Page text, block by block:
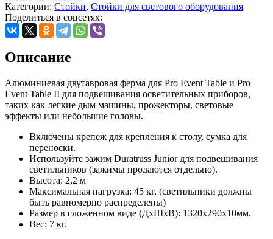
Категории: Стойки, Стойки для светового оборудования
Поделиться в соцсетях:
Описание
Алюминиевая двутавровая ферма для Pro Event Table и Pro
Event Table II для подвешивания осветительных приборов,
таких как легкие дым машины, прожекторы, световые
эффекты или небольшие головы.
Включены крепеж для крепления к столу, сумка для
переноски.
Используйте зажим Duratruss Junior для подвешивания
светильников (зажимы продаются отдельно).
Высота: 2,2 м
Максимальная нагрузка: 45 кг. (светильники должны
быть равномерно распределены)
Размер в сложенном виде (ДхШхВ): 1320x290x10мм.
Вес: 7 кг.